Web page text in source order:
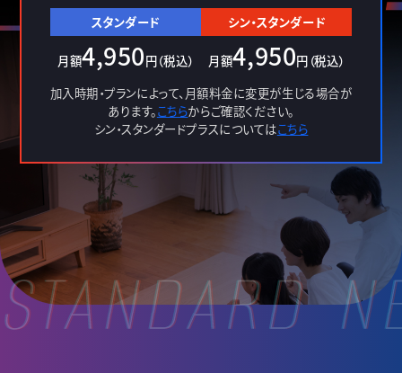
スタンダード
月額4,950円（税込）
シン・スタンダード
月額4,950円（税込）
加入時期・プランによって、月額料金に変更が生じる場合が
あります。こちらからご確認ください。
シン・スタンダードプラスについてはこちら